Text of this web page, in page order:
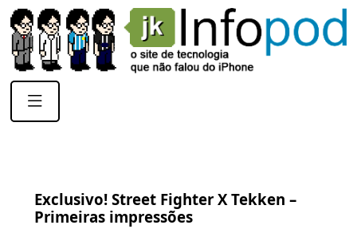
Exclusivo! Street Fighter X Tekken –
Primeiras impressões